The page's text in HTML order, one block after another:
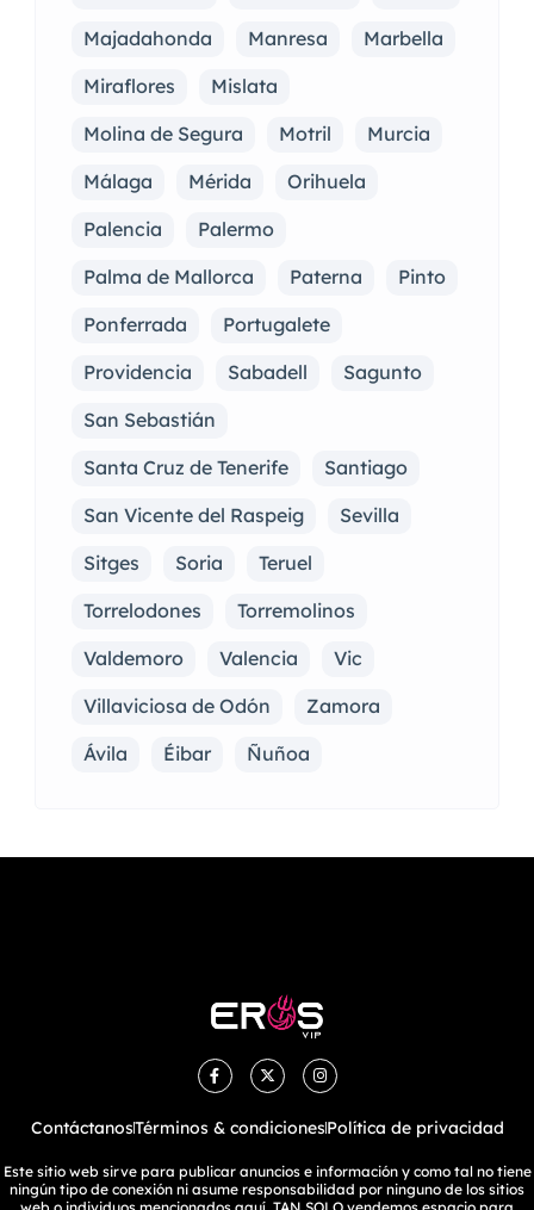
Majadahonda
Manresa
Marbella
Miraflores
Mislata
Molina de Segura
Motril
Murcia
Málaga
Mérida
Orihuela
Palencia
Palermo
Palma de Mallorca
Paterna
Pinto
Ponferrada
Portugalete
Providencia
Sabadell
Sagunto
San Sebastián
Santa Cruz de Tenerife
Santiago
San Vicente del Raspeig
Sevilla
Sitges
Soria
Teruel
Torrelodones
Torremolinos
Valdemoro
Valencia
Vic
Villaviciosa de Odón
Zamora
Ávila
Éibar Ñuñoa
ContáctanosTérminos & condicionesPolítica de privacidad
Este sitio web sirve para publicar anuncios e información y como tal no tiene
ningún tipo de conexión ni asume responsabilidad por ninguno de los sitios